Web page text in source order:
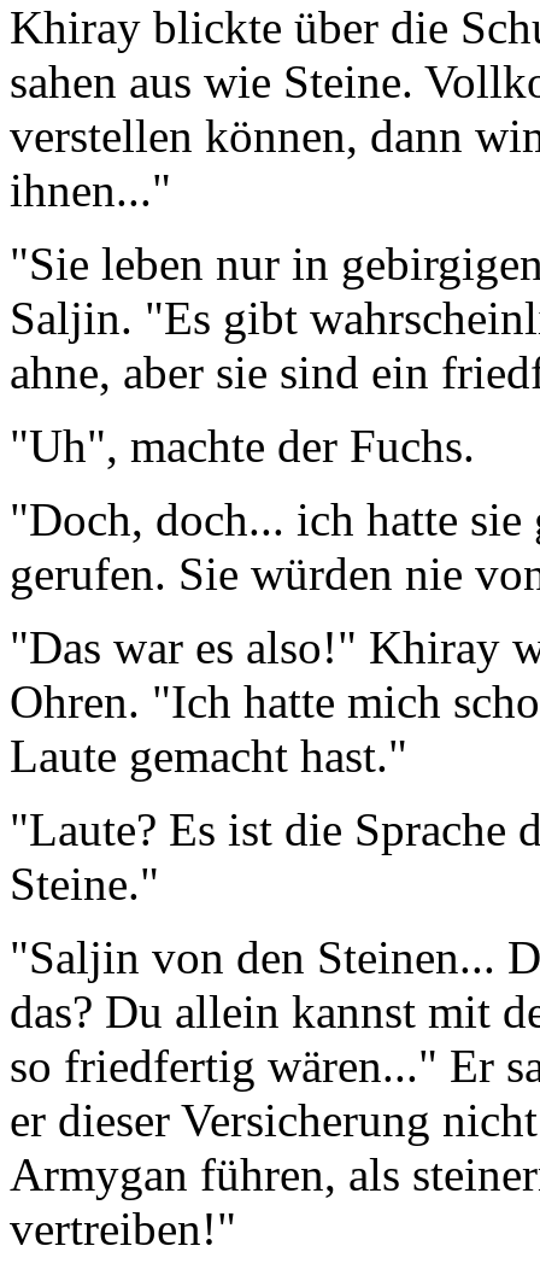
Khiray blickte über die
sahen aus wie Steine.
verstellen können, dann
ihnen..."
"Sie leben nur in
Saljin. "Es gibt
ahne, aber sie sind ein
"Uh", machte der Fuchs.
"Doch, doch... ich hatte
gerufen. Sie würden nie
"Das war es also!" Khiray
Ohren. "Ich hatte mich
Laute gemacht hast."
"Laute? Es ist die Sprache
Steine."
"Saljin von den Steinen...
das? Du allein kannst mit
so friedfertig wären..." Er
er dieser Versicherung
Armygan führen, als
vertreiben!"